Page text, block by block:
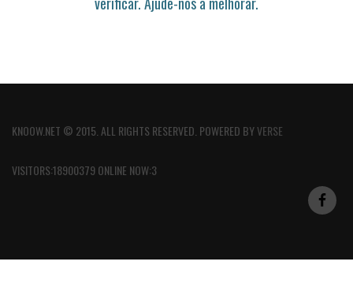
KNOOW.NET © 2015. ALL RIGHTS RESERVED. POWERED BYVERSE
VISITORS:18900379 ONLINE NOW:3